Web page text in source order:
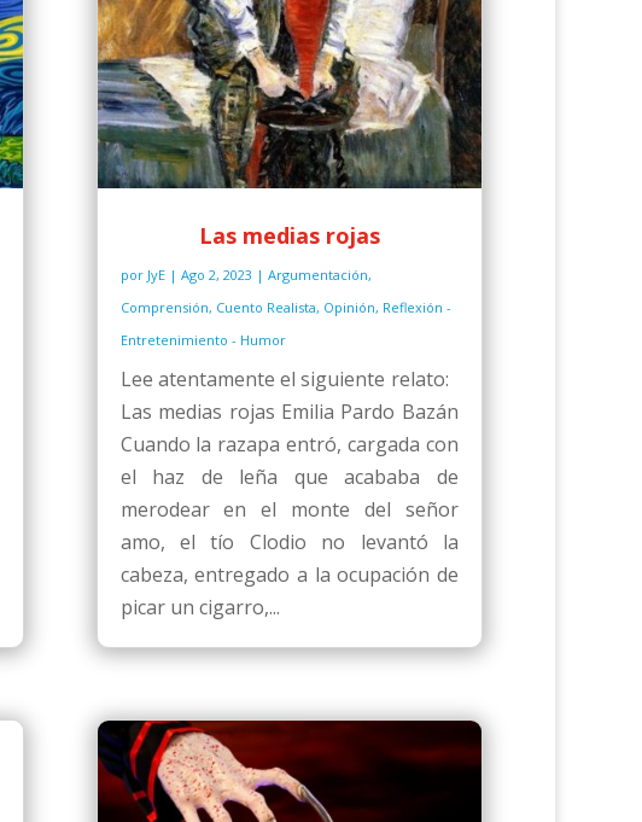
Las medias rojas
por JyE| Ago 2, 2023 | Argumentación,
Comprensión, Cuento Realista, Opinión, Reflexión -
Entretenimiento - Humor
Lee atentamente el siguiente relato:
Las medias rojas Emilia Pardo Bazán
Cuando la razapa entró, cargada con
el haz de leña que acababa de
merodear en el monte del señor
amo, el tío Clodio no levantó la
cabeza, entregado a la ocupación de
picar un cigarro,...